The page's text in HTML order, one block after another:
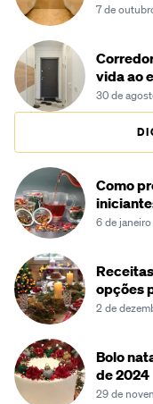
7 de
vida ao
30 de
Como
6 de
opções
2 de
Bolo
de 2024
29 de